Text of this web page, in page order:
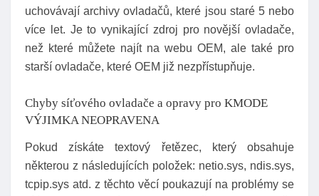
uchovávají archivy ovladačů, které jsou staré 5 nebo
více let. Je to vynikající zdroj pro novější ovladače,
než které můžete najít na webu OEM, ale také pro
starší ovladače, které OEM již nezpřístupňuje.
Chyby síťového ovladače a opravy pro KMODE
VÝJIMKA NEOPRAVENA
Pokud získáte textový řetězec, který obsahuje
některou z následujících položek: netio.sys, ndis.sys,
tcpip.sys atd. z těchto věcí poukazují na problémy se